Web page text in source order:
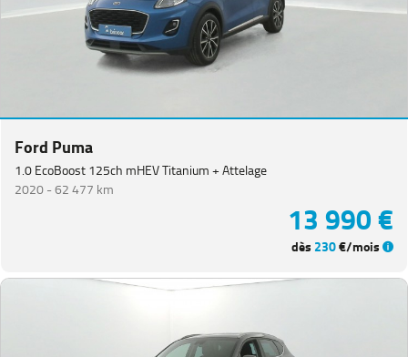
Ford Puma
1.0 EcoBoost 125ch mHEV Titanium + Attelage
2020 -62 477 km
13 990 €
dès 230€/mois